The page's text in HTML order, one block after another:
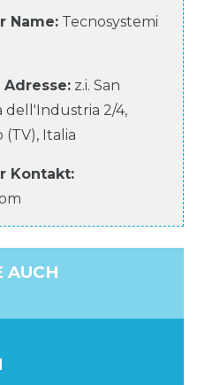
Name: Tecnosystemi
Adresse: z.i. San
dell'Industria 2/4,
(TV), Italia
Kontakt:
AUCH